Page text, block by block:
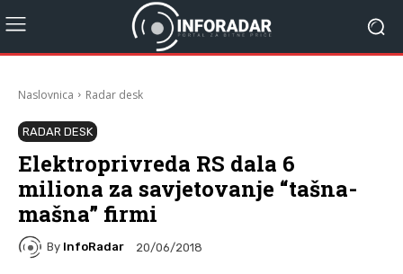
Naslovnica Radar desk
RADAR DESK
Elektroprivreda RS dala 6
miliona za savjetovanje “tašna-
mašna” firmi
By InfoRadar 20/06/2018